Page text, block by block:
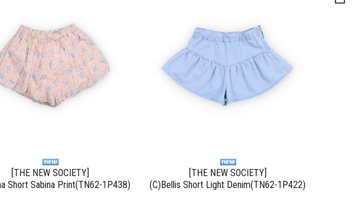
[THE NEW SOCIETY]
Short Sabina Print(TN62-1P438)
[THE NEW SOCIETY]
(C)Bellis Short Light Denim(TN62-1P422)